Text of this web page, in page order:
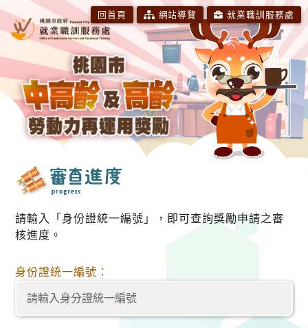
跳
要
容
回首頁 網站導覽 就業職訓服務處
請輸入「身份證統一編號」，即可查詢獎勵申請之審
核進度。
身份證統一編號：